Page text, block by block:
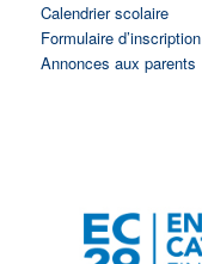
Calendrier scolaire
Formulaire d’inscription
Annonces aux parents